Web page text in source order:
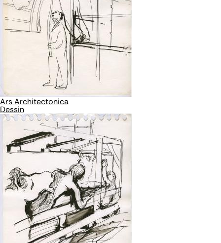
Ars Architectonica
Dessin